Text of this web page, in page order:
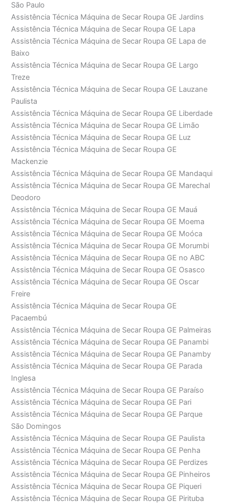
São Paulo
Assistência Técnica Máquina de Secar Roupa GE Jardins
Assistência Técnica Máquina de Secar Roupa GE Lapa
Assistência Técnica Máquina de Secar Roupa GE Lapa de
Baixo
Assistência Técnica Máquina de Secar Roupa GE Largo
Treze
Assistência Técnica Máquina de Secar Roupa GE Lauzane
Paulista
Assistência Técnica Máquina de Secar Roupa GE Liberdade
Assistência Técnica Máquina de Secar Roupa GE Limão
Assistência Técnica Máquina de Secar Roupa GE Luz
Assistência Técnica Máquina de Secar Roupa GE
Mackenzie
Assistência Técnica Máquina de Secar Roupa GE Mandaqui
Assistência Técnica Máquina de Secar Roupa GE Marechal
Deodoro
Assistência Técnica Máquina de Secar Roupa GE Mauá
Assistência Técnica Máquina de Secar Roupa GE Moema
Assistência Técnica Máquina de Secar Roupa GE Moóca
Assistência Técnica Máquina de Secar Roupa GE Morumbi
Assistência Técnica Máquina de Secar Roupa GE no ABC
Assistência Técnica Máquina de Secar Roupa GE Osasco
Assistência Técnica Máquina de Secar Roupa GE Oscar
Freire
Assistência Técnica Máquina de Secar Roupa GE
Pacaembú
Assistência Técnica Máquina de Secar Roupa GE Palmeiras
Assistência Técnica Máquina de Secar Roupa GE Panambi
Assistência Técnica Máquina de Secar Roupa GE Panamby
Assistência Técnica Máquina de Secar Roupa GE Parada
Inglesa
Assistência Técnica Máquina de Secar Roupa GE Paraíso
Assistência Técnica Máquina de Secar Roupa GE Pari
Assistência Técnica Máquina de Secar Roupa GE Parque
São Domingos
Assistência Técnica Máquina de Secar Roupa GE Paulista
Assistência Técnica Máquina de Secar Roupa GE Penha
Assistência Técnica Máquina de Secar Roupa GE Perdizes
Assistência Técnica Máquina de Secar Roupa GE Pinheiros
Assistência Técnica Máquina de Secar Roupa GE Piqueri
Assistência Técnica Máquina de Secar Roupa GE Pirituba